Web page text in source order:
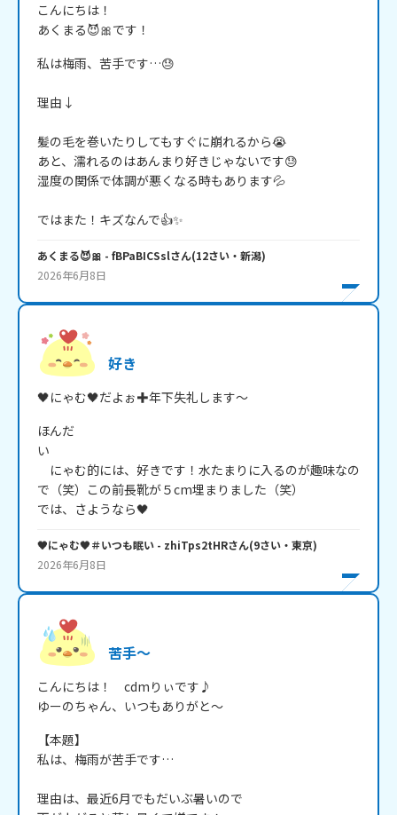
こんにちは！
あくまる😈🎀です！
私は梅雨、苦手です…😓
理由↓
髪の毛を巻いたりしてもすぐに崩れるから😭
あと、濡れるのはあんまり好きじゃないです😓
湿度の関係で体調が悪くなる時もあります💦
ではまた！キズなんで👍✨
あくまる😈🎀 - fBPaBICSslさん(12さい・ 新潟)
2026年6月8日
好き
🖤にゃむ🖤だよぉ✚年下失礼します～
ほんだ
い
にゃむ的には、好きです！水たまりに入るのが趣味なの
で（笑）この前長靴が５cm埋まりました（笑）
では、さようなら🖤
🖤にゃむ🖤＃いつも眠い - zhiTps2tHRさん(9さい・ 東京)
2026年6月8日
苦手～
こんにちは！　cdmりぃです♪
ゆーのちゃん、いつもありがと～
【本題】
私は、梅雨が苦手です…
理由は、最近6月でもだいぶ暑いので